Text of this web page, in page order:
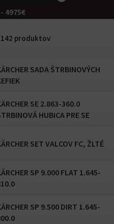
4975€
142 produktov
SADA ŠTRBINOVÝCH
SE 2.863-360.0
HUBICA PRE SE
SET VALCOV FC, ŽLTÉ
SP 9.000 FLAT 1.645-
SP 9.500 DIRT 1.645-